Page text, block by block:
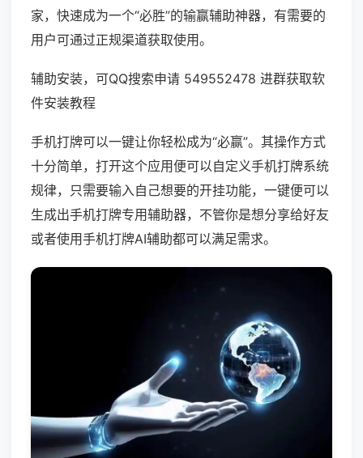
家，快速成为一个“必胜”的输赢辅助神器，有需要的
用户可通过正规渠道获取使用。
辅助安装，可QQ搜索申请 549552478 进群获取软
件安装教程
手机打牌可以一键让你轻松成为“必赢”。其操作方式
十分简单，打开这个应用便可以自定义手机打牌系统
规律，只需要输入自己想要的开挂功能，一键便可以
生成出手机打牌专用辅助器，不管你是想分享给好友
或者使用手机打牌AI辅助都可以满足需求。